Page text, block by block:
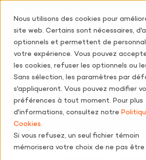
Nous utilisons des cookies pour
site web. Certains sont nécessaires,
optionnels et permettent de
votre expérience. Vous pouvez
les cookies, refuser les optionnels ou
Sans sélection, les paramètres par
s'appliqueront. Vous pouvez modifier
préférences à tout moment. Pour plus
d'informations, consultez notre
Cookies.
Si vous refusez, un seul fichier témoin
mémorisera votre choix de ne pas être
Champ d’expertise
Expertise en
industrielle fiable
Champs d’expertise ‐